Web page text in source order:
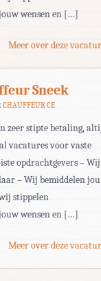
wensen en […]
Meer over deze
Sneek
CHAUFFEUR CE
zeer stipte betaling,
vacatures voor vaste
opdrachtgevers – Wij
– Wij bemiddelen jou
stippelen
wensen en […]
Meer over deze